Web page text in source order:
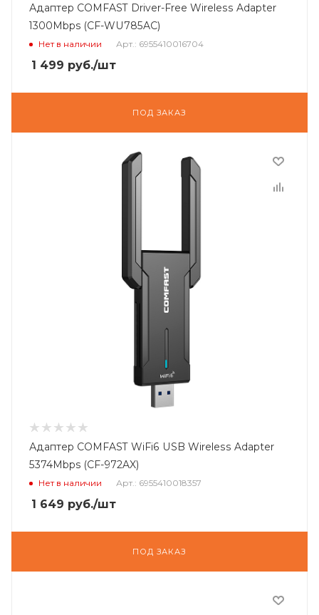
Адаптер COMFAST Driver-Free Wireless Adapter
1300Mbps (CF-WU785AC)
Нет в наличии Арт.: 6955410016704
1 499 руб./шт
ПОД ЗАКАЗ
Адаптер COMFAST WiFi6 USB Wireless Adapter
5374Mbps (CF-972AX)
Нет в наличии Арт.: 6955410018357
1 649 руб./шт
ПОД ЗАКАЗ